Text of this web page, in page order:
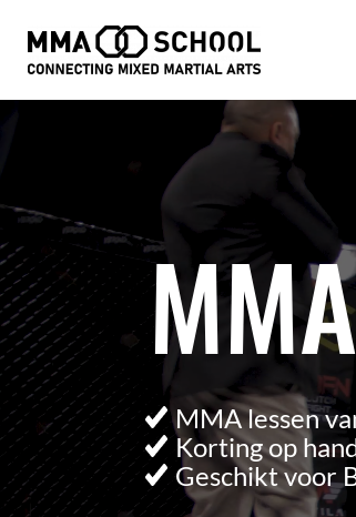
MMA lessen
Korting op
Geschikt voor